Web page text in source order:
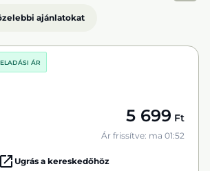
ajánlatokat
ÁR
5 699 Ft
Ár frissítve: ma 01:52
Ugrás a kereskedőhöz